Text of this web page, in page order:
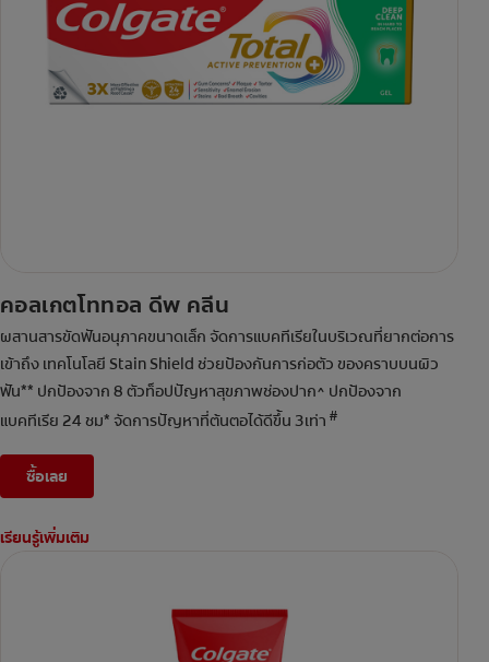
คอลเกตโททอล ดีพ คลีน
ผสานสารขัดฟันอนุภาคขนาดเล็ก จัดการแบคทีเรียในบริเวณที่ยากต่อการ
เข้าถึง เทคโนโลยี Stain Shield ช่วยป้องกันการก่อตัว ของคราบบนผิว
ฟัน** ปกป้องจาก 8 ตัวท็อปปัญหาสุขภาพช่องปาก^ ปกป้องจาก
แบคทีเรีย 24 ชม* จัดการปัญหาที่ต้นตอได้ดีขึ้น 3เท่า #
ซื้อเลย
เรียนรู้เพิ่มเติม